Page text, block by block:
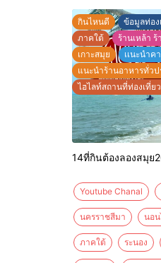
กินไหนดี
ข้อมูลท่อง
ภาคใต้
ร้านเหล้า
เกาะสมุย
เเนะนำค
แนะนำร้านอาหารทั่วป
ไฮไลท์สถานที่ท่องเที่ย
14ที่กินต้องลองสมุย
Youtube Chanal
นครราชสีมา นอ
ภาคใต้ ระนอง